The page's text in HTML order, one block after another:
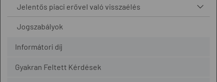
Jelentős piaci erővel való visszaélés
Jogszabályok
Informátori díj
Gyakran Feltett Kérdések